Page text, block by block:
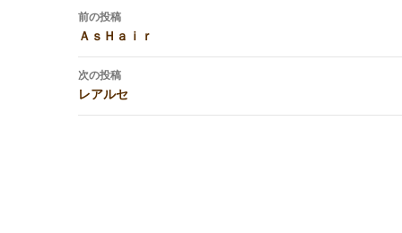
投
稿
ナ
ビ
ゲ
ー
前の投稿
ＡｓＨａｉｒ
次の投稿
レアルセ